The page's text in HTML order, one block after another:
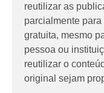
reutilizar as
parcialmente
gratuita, mesmo
pessoa ou
reutilizar o
original sejam